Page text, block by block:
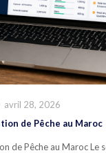
avril 28, 2026
de Pêche au Maroc
de Pêche au Maroc Le